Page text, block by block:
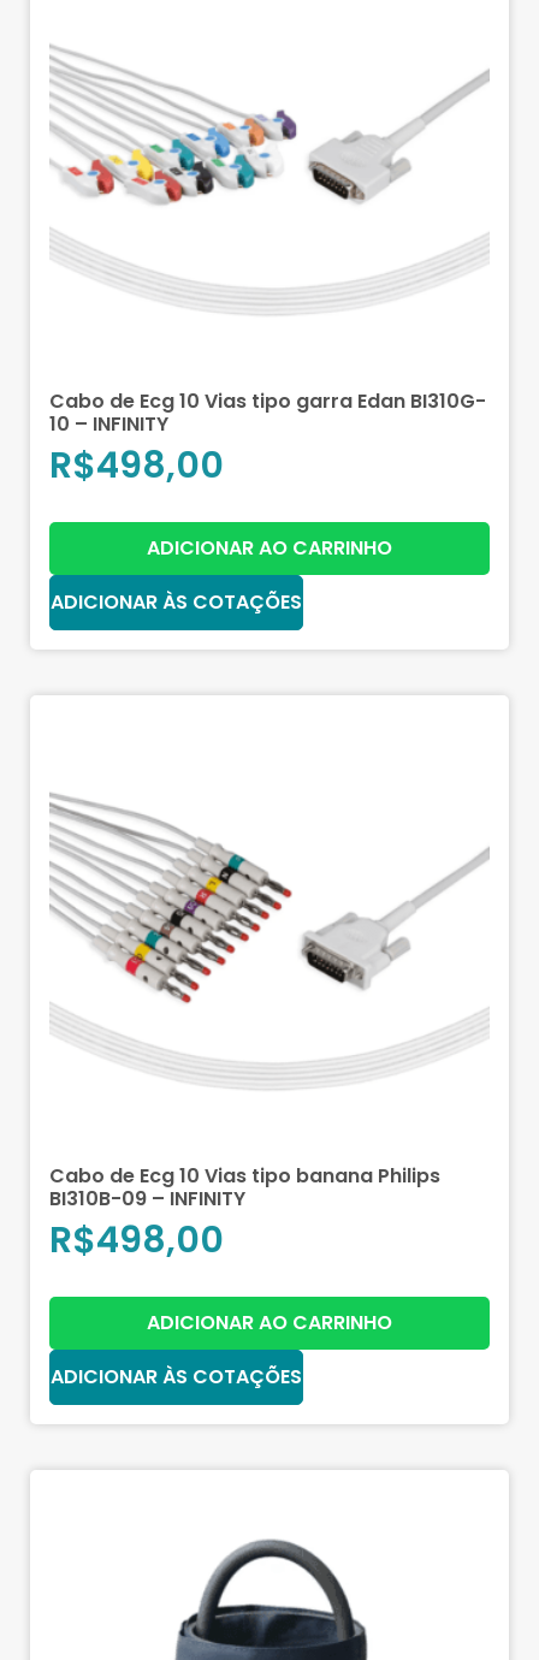
Cabo de Ecg 10 Vias tipo garra Edan BI310G-
10 – INFINITY
R$498,00
ADICIONAR AO CARRINHO
ADICIONAR ÀS COTAÇÕES
Cabo de Ecg 10 Vias tipo banana Philips
BI310B-09 – INFINITY
R$498,00
ADICIONAR AO CARRINHO
ADICIONAR ÀS COTAÇÕES